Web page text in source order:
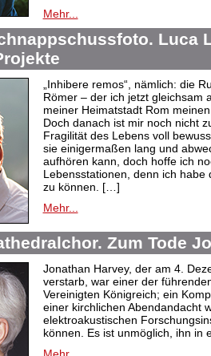
Mehr...
Luca
„Inhibere remos“, nämlich: die
Römer – der ich jetzt gleichsam
meiner Heimatstadt Rom
Doch danach ist mir noch nicht
Fragilität des Lebens voll
sie einigermaßen lang und
aufhören kann, doch hoffe ich
Lebensstationen, denn ich
zu können. […]
Mehr...
Zum Tode
Jonathan Harvey, der am 4.
verstarb, war einer der
Vereinigten Königreich; ein
einer kirchlichen Abendandacht
elektroakustischen
können. Es ist unmöglich, ihn in